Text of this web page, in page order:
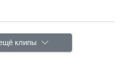
клипы